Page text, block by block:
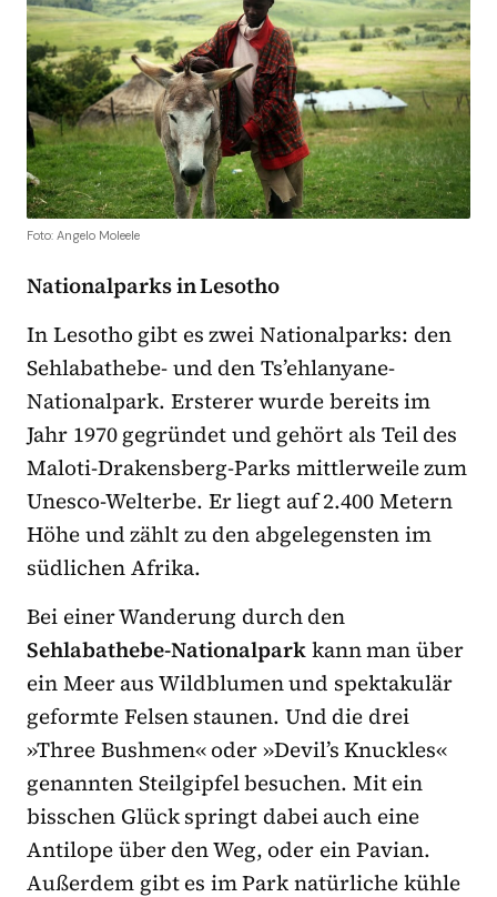
Foto: Angelo Moleele
Nationalparks in Lesotho
In Lesotho gibt es zwei Nationalparks: den
Sehlabathebe- und den Ts’ehlanyane-
Nationalpark. Ersterer wurde bereits im
Jahr 1970 gegründet und gehört als Teil des
Maloti-Drakensberg-Parks mittlerweile zum
Unesco-Welterbe. Er liegt auf 2.400 Metern
Höhe und zählt zu den abgelegensten im
südlichen Afrika.
Bei einer Wanderung durch den
Sehlabathebe-Nationalparkkann man über
ein Meer aus Wildblumen und spektakulär
geformte Felsen staunen. Und die drei
»Three Bushmen« oder »Devil’s Knuckles«
genannten Steilgipfel besuchen. Mit ein
bisschen Glück springt dabei auch eine
Antilope über den Weg, oder ein Pavian.
Außerdem gibt es im Park natürliche kühle